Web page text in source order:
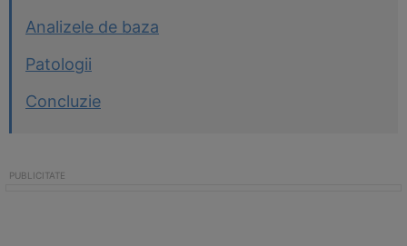
Analizele de baza
Patologii
Concluzie